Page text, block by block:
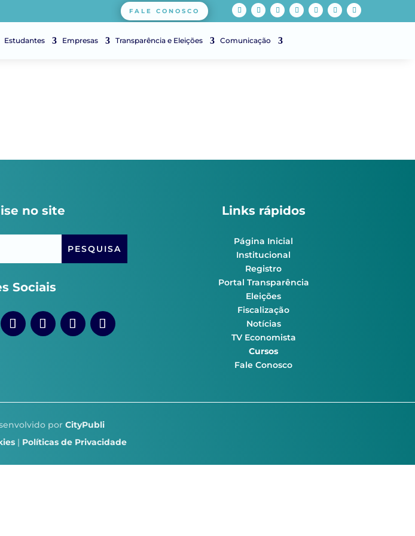
FALE CONOSCO
Estudantes Empresas Transparência e Eleições Comunicação
no site
Sociais
Links rápidos
Página Inicial
Institucional
Registro
Portal Transparência
Eleições
Fiscalização
Notícias
TV Economista
Cursos
Fale Conosco
por CityPubli
| Políticas de Privacidade